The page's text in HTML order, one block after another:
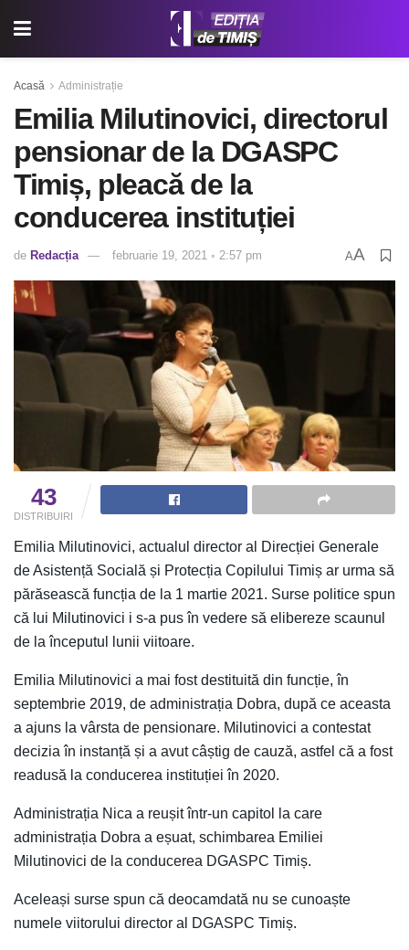
Acasă Administrație
Emilia Milutinovici, directorul
pensionar de la DGASPC
Timiș, pleacă de la
conducerea instituției
de Redacția februarie 19, 2021 ◦ 2:57 pm AA
43
DISTRIBUIRI
Emilia Milutinovici, actualul director al Direcției Generale
de Asistență Socială și Protecția Copilului Timiș ar urma să
părăsească funcția de la 1 martie 2021. Surse politice spun
că lui Milutinovici i s-a pus în vedere să elibereze scaunul
de la începutul lunii viitoare.
Emilia Milutinovici a mai fost destituită din funcție, în
septembrie 2019, de administrația Dobra, după ce aceasta
a ajuns la vârsta de pensionare. Milutinovici a contestat
decizia în instanță și a avut câștig de cauză, astfel că a fost
readusă la conducerea instituției în 2020.
Administrația Nica a reușit într-un capitol la care
administrația Dobra a eșuat, schimbarea Emiliei
Milutinovici de la conducerea DGASPC Timiș.
Aceleași surse spun că deocamdată nu se cunoaște
numele viitorului director al DGASPC Timiș.